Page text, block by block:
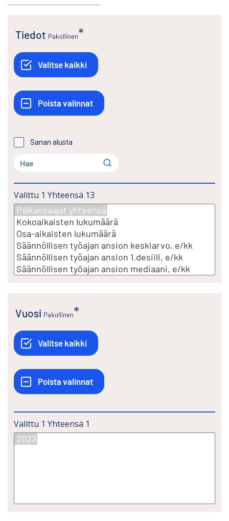
Tiedot Pakollinen
Sanan alusta
Valittu 1 Yhteensä 13
Vuosi Pakollinen
Valittu 1 Yhteensä 1